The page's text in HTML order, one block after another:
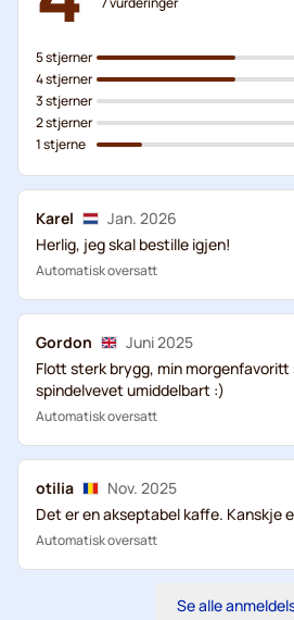
5 stjerner
4 stjerner
3 stjerner
2 stjerner
1 stjerne
Karel
Jan. 2026
Herlig, jeg skal bestille igjen!
Automatisk oversatt
Gordon
Juni 2025
Flott sterk brygg, min morgenfavoritt
spindelvevet umiddelbart :)
Automatisk oversatt
otilia
Nov. 2025
Det er en akseptabel kaffe. Kanskje
Automatisk oversatt
Se alle